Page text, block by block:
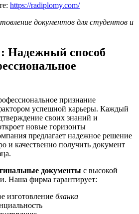
https://radiplomy.com/
документов для студентов и
Надежный способ
признание
успешной карьеры. Каждый
своих знаний и
новые горизонты
предлагает надежное решение
и качественно получить документ
документы с высокой
Наша фирма гарантирует:
изготовление бланка